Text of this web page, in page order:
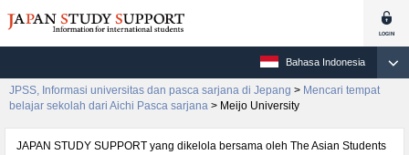
Bahasa Indonesia
JPSS, Informasi universitas dan pasca sarjana di Jepang > Mencari tempat
belajar sekolah dari Aichi Pasca sarjana > Meijo University
JAPAN STUDY SUPPORT yang dikelola bersama oleh The Asian Students